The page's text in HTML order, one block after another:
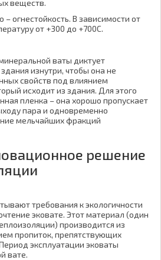
веществ.
огнестойкость. В зависимости от
от +300 до +700C.
ваты диктует
изнутри, чтобы она не
свойств под влиянием
исходит из здания. Для этого
пленка – она хорошо пропускает
пара и одновременно
мельчайших фракций
решение
требования к экологичности
эковате. Этот материал (один
производится из
пропиток, препятствующих
эксплуатации эковаты
вате.